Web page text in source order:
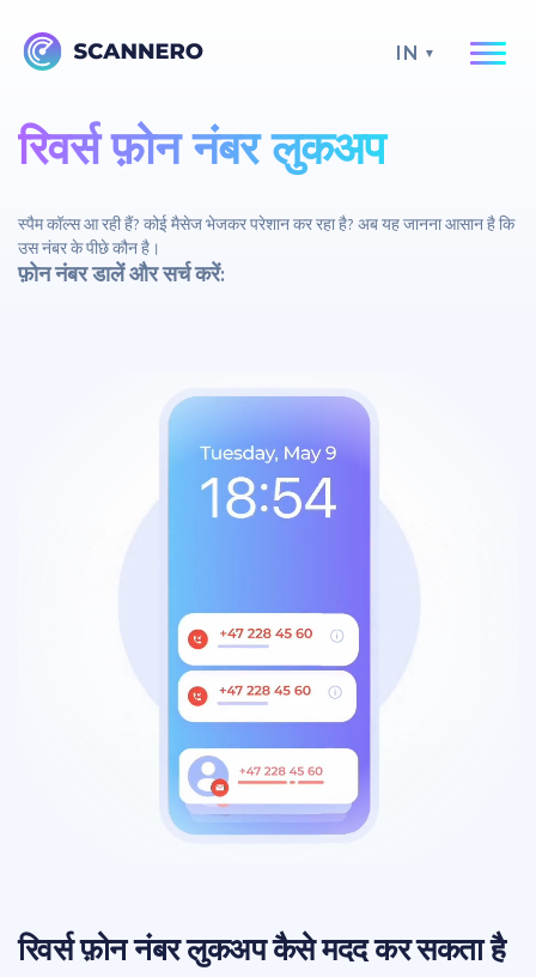
IN
रिवर्स फ़ोन नंबर लुकअप
स्पैम कॉल्स आ रही हैं? कोई मैसेज भेजकर परेशान कर रहा है? अब यह जानना आसान है कि
उस नंबर के पीछे कौन है।
फ़ोन नंबर डालें और सर्च करें:
रिवर्स फ़ोन नंबर लुकअप कैसे मदद कर सकता है